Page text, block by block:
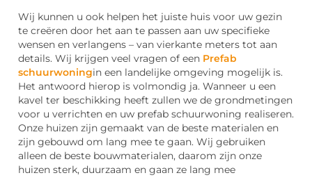
Wij kunnen u ook helpen het juiste huis voor uw gezin
te creëren door het aan te passen aan uw specifieke
wensen en verlangens – van vierkante meters tot aan
details. Wij krijgen veel vragen of een Prefab
schuurwoningin een landelijke omgeving mogelijk is.
Het antwoord hierop is volmondig ja. Wanneer u een
kavel ter beschikking heeft zullen we de grondmetingen
voor u verrichten en uw prefab schuurwoning realiseren.
Onze huizen zijn gemaakt van de beste materialen en
zijn gebouwd om lang mee te gaan. Wij gebruiken
alleen de beste bouwmaterialen, daarom zijn onze
huizen sterk, duurzaam en gaan ze lang mee